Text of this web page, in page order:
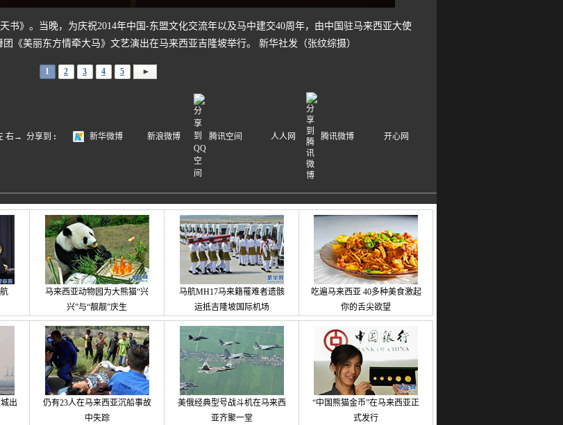
》。当晚，为庆祝2014年中国-东盟文化交流年以及马中建交40周年，由中国驻马来西亚大使
《美丽东方情牵大马》文艺演出在马来西亚吉隆坡举行。 新华社发（张纹综摄）
1 2 3 4 5
右→ 分享到 : 新华微博 新浪微博 腾讯空间 人人网 腾讯微博 开心网
马来西亚动物园为大熊猫“兴
兴”与“靓靓”庆生
马航MH17马来籍罹难者遗骸
运抵吉隆坡国际机场
吃遍马来西亚 40多种美食激起
你的舌尖欲望
出
仍有23人在马来西亚沉船事故
中失踪
美俄经典型号战斗机在马来西
亚齐聚一堂
“中国熊猫金币”在马来西亚正
式发行